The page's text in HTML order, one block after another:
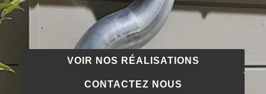
VOIR NOS RÉALISATIONS
CONTACTEZ NOUS